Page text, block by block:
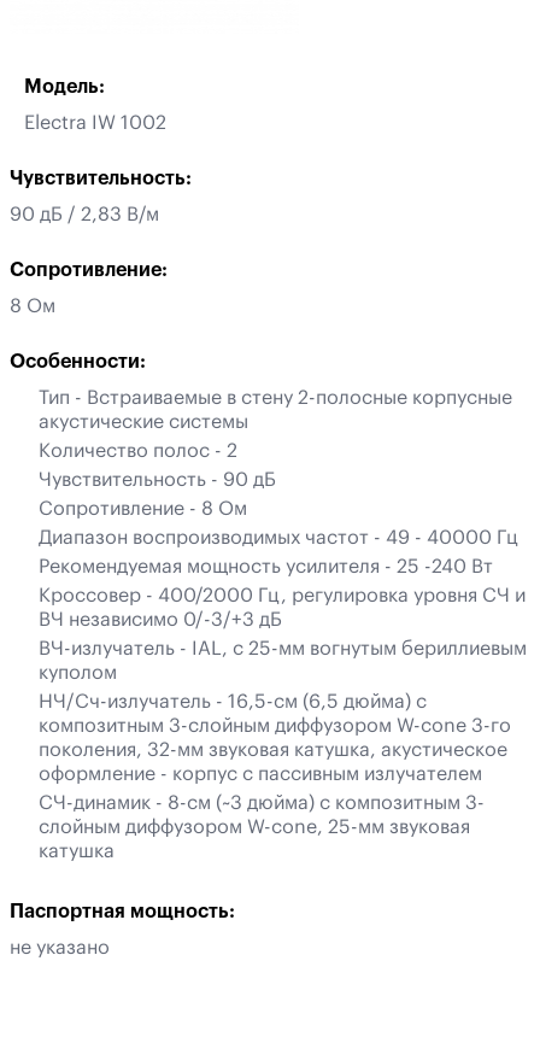
Модель:
Electra IW 1002
Чувствительность:
90 дБ / 2,83 В/м
Сопротивление:
8 Ом
Особенности:
Тип - Встраиваемые в стену 2-полосные корпусные
акустические системы
Количество полос - 2
Чувствительность - 90 дБ
Сопротивление - 8 Ом
Диапазон воспроизводимых частот - 49 - 40000 Гц
Рекомендуемая мощность усилителя - 25 -240 Вт
Кроссовер - 400/2000 Гц, регулировка уровня СЧ и
ВЧ независимо 0/-3/+3 дБ
ВЧ-излучатель - IAL, с 25-мм вогнутым бериллиевым
куполом
НЧ/Сч-излучатель - 16,5-см (6,5 дюйма) с
композитным 3-слойным диффузором W-cone 3-го
поколения, 32-мм звуковая катушка, акустическое
оформление - корпус с пассивным излучателем
СЧ-динамик - 8-см (~3 дюйма) с композитным 3-
слойным диффузором W-cone, 25-мм звуковая
катушка
Паспортная мощность:
не указано